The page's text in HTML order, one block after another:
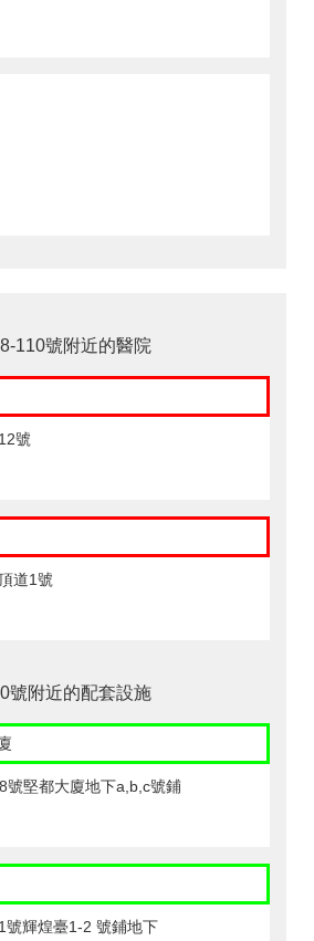
110號附近的醫院
號
道1號
號附近的配套設施
號堅都大廈地下a,b,c號鋪
號輝煌臺1-2 號鋪地下